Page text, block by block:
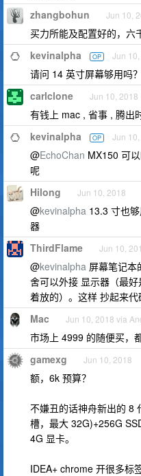
zhangbohun Jun 10,
买力所能及配置好的，六
kevinalpha OP Jun
请问 14 英寸屏幕够用吗
carlclone Jun 10, 2018
有钱上 mac , 省事 , 腾出
kevinalpha OP Jun
@EchoChan MX150 可
呢
Hilong Jun 10, 2018
@kevinalpha 13.3 寸也
器
ThirdFlame Jun 10,
@kevinalpha 屏幕笔记本
舍可以外接 显示器（最
着放的）。这样 抄起来代
Mac Jun 10, 2018 via
市场上 4999 的随便买，
gamexg Jun 10, 2018
额，6k 预算？
不嫌丑的话神舟新出的 8
槽，最大 32G)+256G
4G 显卡。
IDEA+ chrome 开很多标